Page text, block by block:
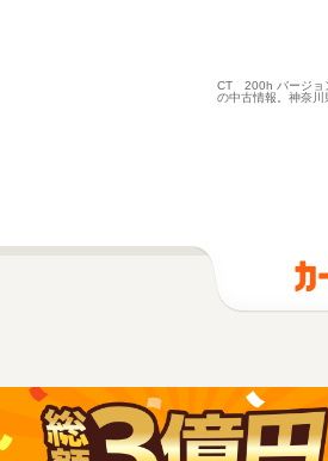
CT 200h バージョ
の中古情報。神奈川